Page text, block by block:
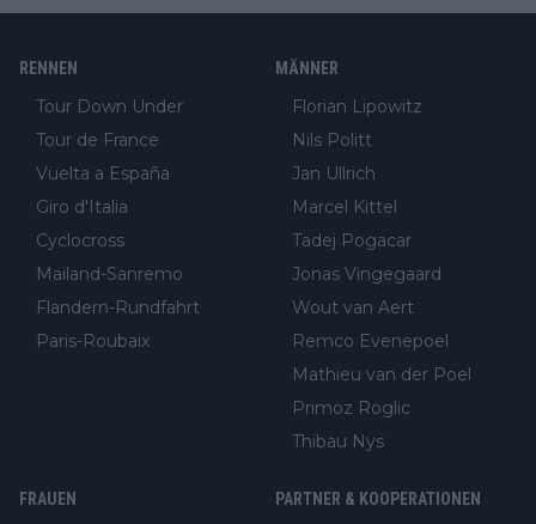
RENNEN
Tour Down Under
Tour de France
Vuelta a España
Giro d'Italia
Cyclocross
Mailand-Sanremo
Flandern-Rundfahrt
Paris-Roubaix
MÄNNER
Florian Lipowitz
Nils Politt
Jan Ullrich
Marcel Kittel
Tadej Pogacar
Jonas Vingegaard
Wout van Aert
Remco Evenepoel
Mathieu van der Poel
Primoz Roglic
Thibau Nys
FRAUEN PARTNER & KOOPERATIONEN